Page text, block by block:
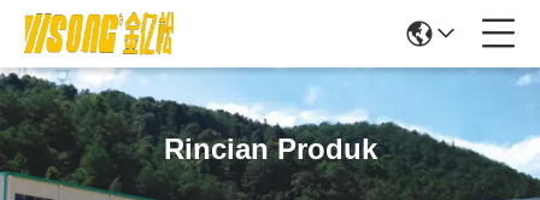
Rincian Produk